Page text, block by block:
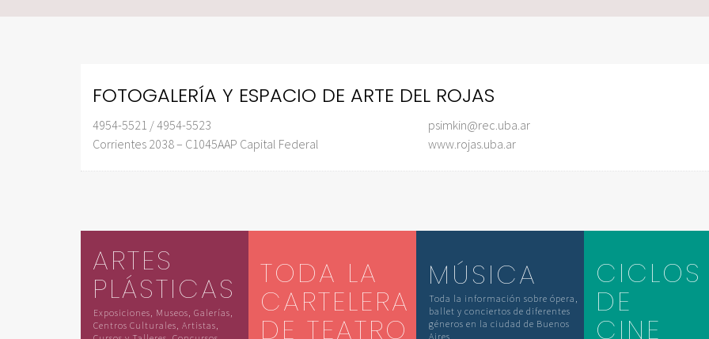
FOTOGALERÍA Y ESPACIO DE ARTE DEL ROJAS
4954-5521 / 4954-5523
Corrientes 2038 – C1045AAP Capital Federal
psimkin@rec.uba.ar
www.rojas.uba.ar
ARTES
PLÁSTICAS
Exposiciones, Museos, Galerías,
Centros Culturales, Artistas,
TODA LA
CARTELERA
DE TEATRO
MÚSICA
Toda la información sobre ópera,
ballet y conciertos de diferentes
géneros en la ciudad de Buenos
Aires
CICLOS
DE
CINE